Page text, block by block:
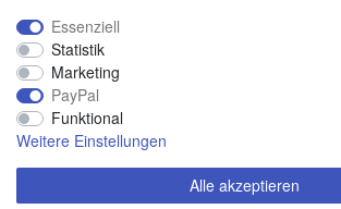
Essenziell
Statistik
Marketing
PayPal
Funktional
Weitere Einstellungen
Alle akzeptieren